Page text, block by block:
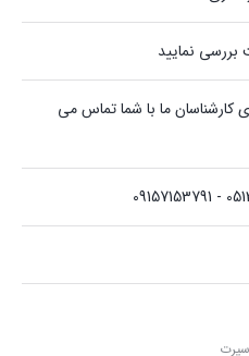
بررسی نمایید
ما با شما تماس می